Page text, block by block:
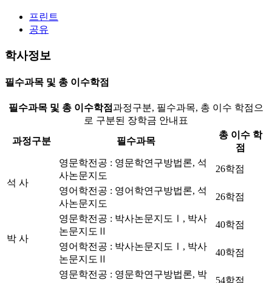
프린트
공유
학사정보
필수과목 및 총 이수학점
필수과목 및 총 이수학점과정구분, 필수과목, 총 이수 학점으
로 구분된 장학금 안내표
과정구분
필수과목
총 이수 학
점
석 사
영문학전공 : 영문학연구방법론, 석
사논문지도
26학점
영어학전공 : 영어학연구방법론, 석
사논문지도
26학점
박 사
영문학전공 : 박사논문지도Ⅰ, 박사
논문지도Ⅱ
40학점
영어학전공 : 박사논문지도Ⅰ, 박사
논문지도Ⅱ
40학점
영문학전공 : 영문학연구방법론, 박
54학점